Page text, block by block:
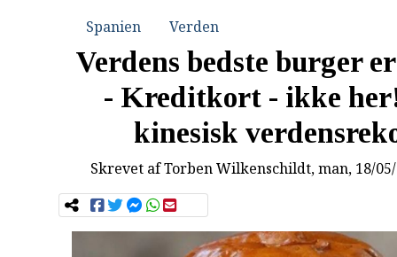
Spanien Verden
Verdens bedste burger
- Kreditkort - ikke
kinesisk
Skrevet afTorben Wilkenschildt, man, 18/